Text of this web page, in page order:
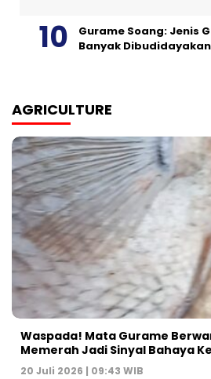
Gurame Soang: Jenis
Banyak
AGRICULTURE
Waspada! Mata Gurame
Memerah Jadi Sinyal Bahaya
20 Juli 2026 | 09:43 WIB